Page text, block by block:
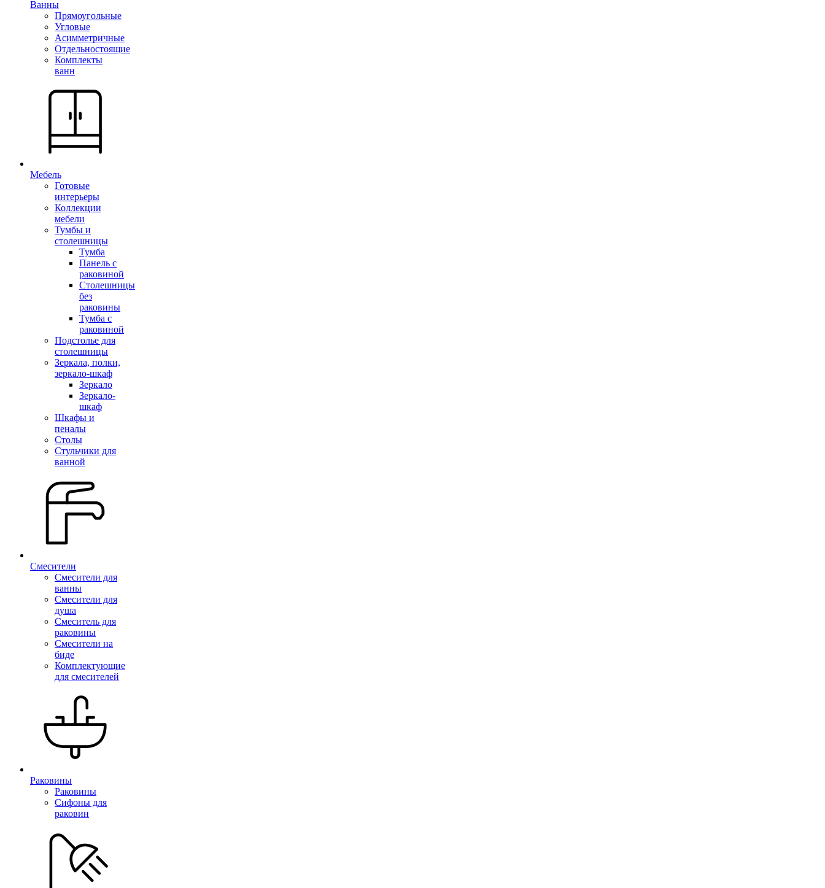
Ванны
Прямоугольные
Угловые
Асимметричные
Отдельностоящие
Комплекты
ванн
Мебель
Готовые
интерьеры
Коллекции
мебели
Тумбы и
столешницы
Тумба
Панель с
раковиной
Столешницы
без
раковины
Тумба с
раковиной
Подстолье для
столешницы
Зеркала, полки,
зеркало-шкаф
Зеркало
Зеркало-
шкаф
Шкафы и
пеналы
Столы
Стульчики для
ванной
Смесители
Смесители для
ванны
Смесители для
душа
Смеситель для
раковины
Смесители на
биде
Комплектующие
для смесителей
Раковины
Раковины
Сифоны для
раковин